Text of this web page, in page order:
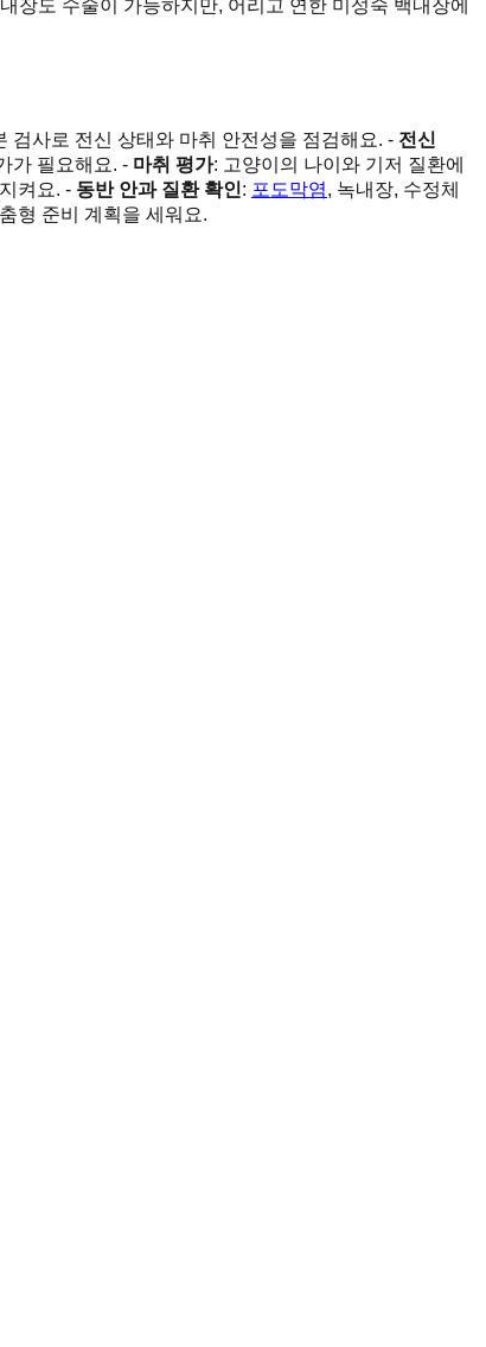
장도 수술이 가능하지만, 어리고 연한 미성숙 백내장에
검사로 전신 상태와 마취 안전성을 점검해요. - 전신
가 필요해요. - 마취 평가: 고양이의 나이와 기저 질환에
켜요. - 동반 안과 질환 확인: 포도막염, 녹내장, 수정체
형 준비 계획을 세워요.